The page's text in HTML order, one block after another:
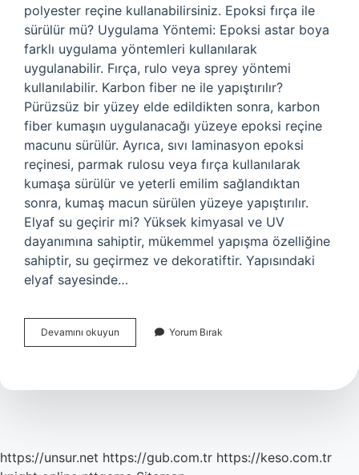
polyester reçine kullanabilirsiniz. Epoksi fırça ile
sürülür mü? Uygulama Yöntemi: Epoksi astar boya
farklı uygulama yöntemleri kullanılarak
uygulanabilir. Fırça, rulo veya sprey yöntemi
kullanılabilir. Karbon fiber ne ile yapıştırılır?
Pürüzsüz bir yüzey elde edildikten sonra, karbon
fiber kumaşın uygulanacağı yüzeye epoksi reçine
macunu sürülür. Ayrıca, sıvı laminasyon epoksi
reçinesi, parmak rulosu veya fırça kullanılarak
kumaşa sürülür ve yeterli emilim sağlandıktan
sonra, kumaş macun sürülen yüzeye yapıştırılır.
Elyaf su geçirir mi? Yüksek kimyasal ve UV
dayanımına sahiptir, mükemmel yapışma özelliğine
sahiptir, su geçirmez ve dekoratiftir. Yapısındaki
elyaf sayesinde…
Devamını okuyun
Ne
Yorum Bırak
https://unsur.net https://gub.com.tr https://keso.com.tr